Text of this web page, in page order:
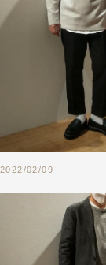
2022/02/09